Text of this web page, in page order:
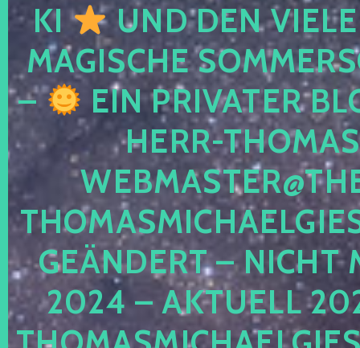
KI
UND DEN
MAGISCHE
–
EIN PRIVATER
HERR-
GEÄNDERT – NICHT
2024 – AKTUELL